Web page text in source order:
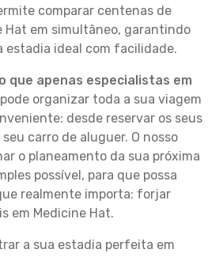
comparar centenas de
Hat em simultâneo, garantindo
estadia ideal com facilidade.
que apenas especialistas em
organizar toda a sua viagem
desde reservar os seus
carro de aluguer. O nosso
o planeamento da sua próxima
possível, para que possa
realmente importa: forjar
em Medicine Hat.
a sua estadia perfeita em